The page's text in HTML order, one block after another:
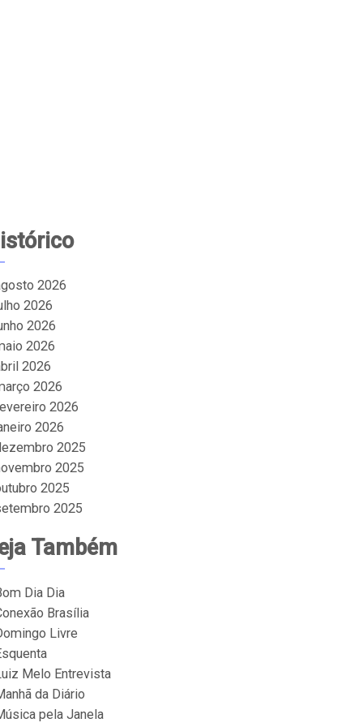
2026
2026
2026
2026
2026
2026
2026
2026
2025
2025
2025
2025
Também
Dia Dia
Brasília
Livre
Melo Entrevista
da Diário
pela Janela